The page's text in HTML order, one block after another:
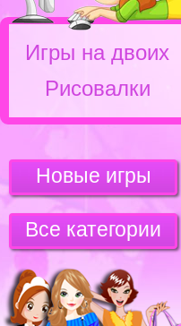
Игры на двоих
Рисовалки
Новые игры
Все категории